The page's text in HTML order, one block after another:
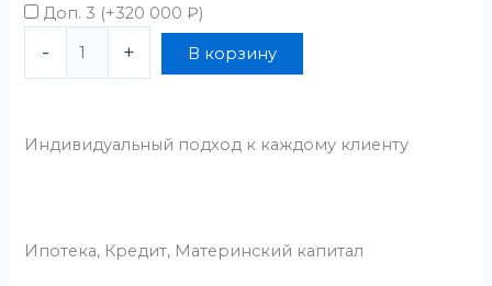
Доп. 3 (+320 000₽)
- + В корзину
Индивидуальный подход к каждому клиенту
Ипотека, Кредит, Материнский капитал